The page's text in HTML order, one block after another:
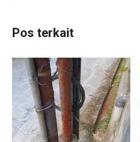
Pos terkait